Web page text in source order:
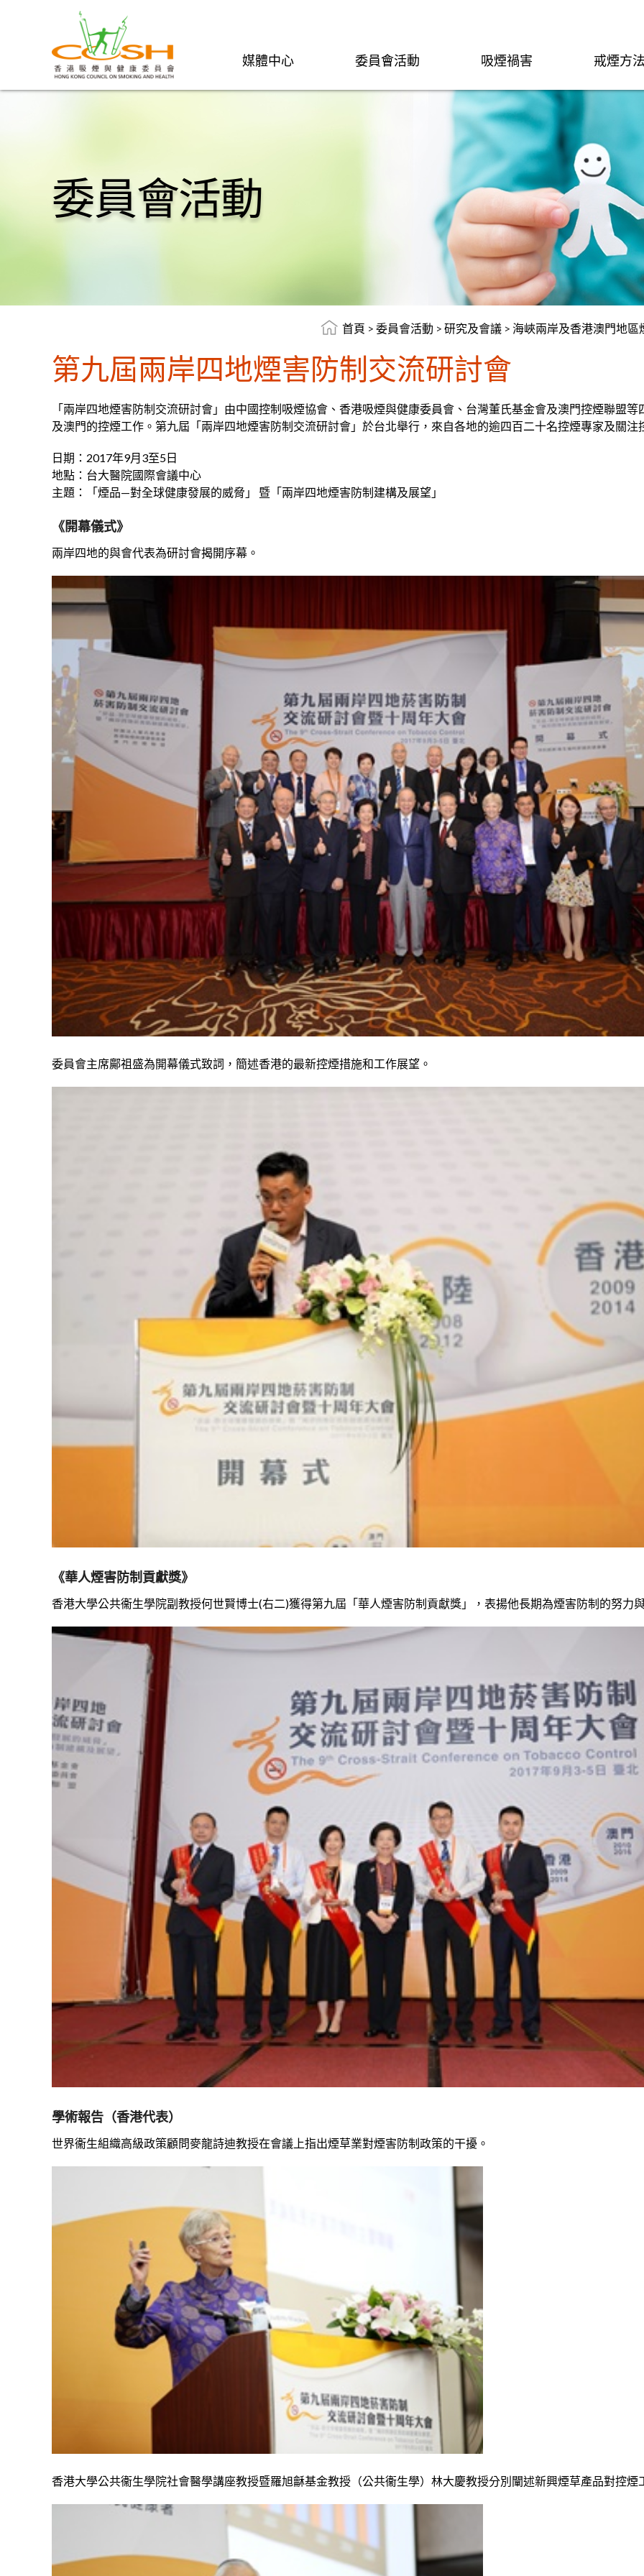
媒體中心 委員會活動 吸煙禍害 戒煙方
委員會活動
首頁 > 委員會活動 > 研究及會議 > 海峽兩岸及香港澳門地
第九屆兩岸四地煙害防制交流研討會
「兩岸四地煙害防制交流研討會」由中國控制吸煙協會、香港吸煙與健康委員會、台灣董氏基金會及澳門控煙聯盟
及澳門的控煙工作。第九屆「兩岸四地煙害防制交流研討會」於台北舉行，來自各地的逾四百二十名控煙專家及關
日期：2017年9月3至5日
地點：台大醫院國際會議中心
主題：「煙品—對全球健康發展的威脅」 暨「兩岸四地煙害防制建構及展望」
《開幕儀式》
兩岸四地的與會代表為研討會揭開序幕。
委員會主席鄺祖盛為開幕儀式致詞，簡述香港的最新控煙措施和工作展望。
《華人煙害防制貢獻獎》
香港大學公共衞生學院副教授何世賢博士(右二)獲得第九屆「華人煙害防制貢獻獎」，表揚他長期為煙害防制的努力
學術報告（香港代表）
世界衞生組織高級政策顧問麥龍詩迪教授在會議上指出煙草業對煙害防制政策的干擾。
香港大學公共衞生學院社會醫學講座教授暨羅旭龢基金教授（公共衞生學）林大慶教授分別闡述新興煙草產品對控